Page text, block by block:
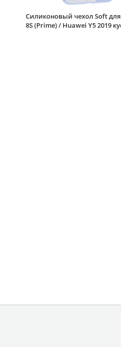
Силиконовый чехол Soft
8S (Prime) / Huawei Y5 2019